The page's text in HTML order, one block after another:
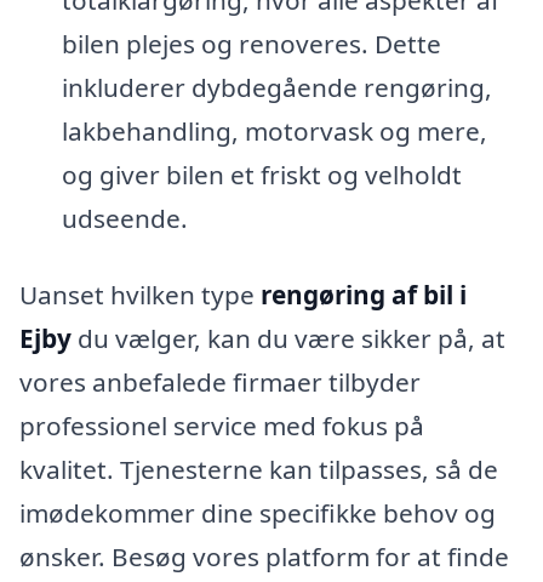
bilen plejes og renoveres. Dette
inkluderer dybdegående rengøring,
lakbehandling, motorvask og mere,
og giver bilen et friskt og velholdt
udseende.
Uanset hvilken type rengøring af bil i
Ejby du vælger, kan du være sikker på, at
vores anbefalede firmaer tilbyder
professionel service med fokus på
kvalitet. Tjenesterne kan tilpasses, så de
imødekommer dine specifikke behov og
ønsker. Besøg vores platform for at finde